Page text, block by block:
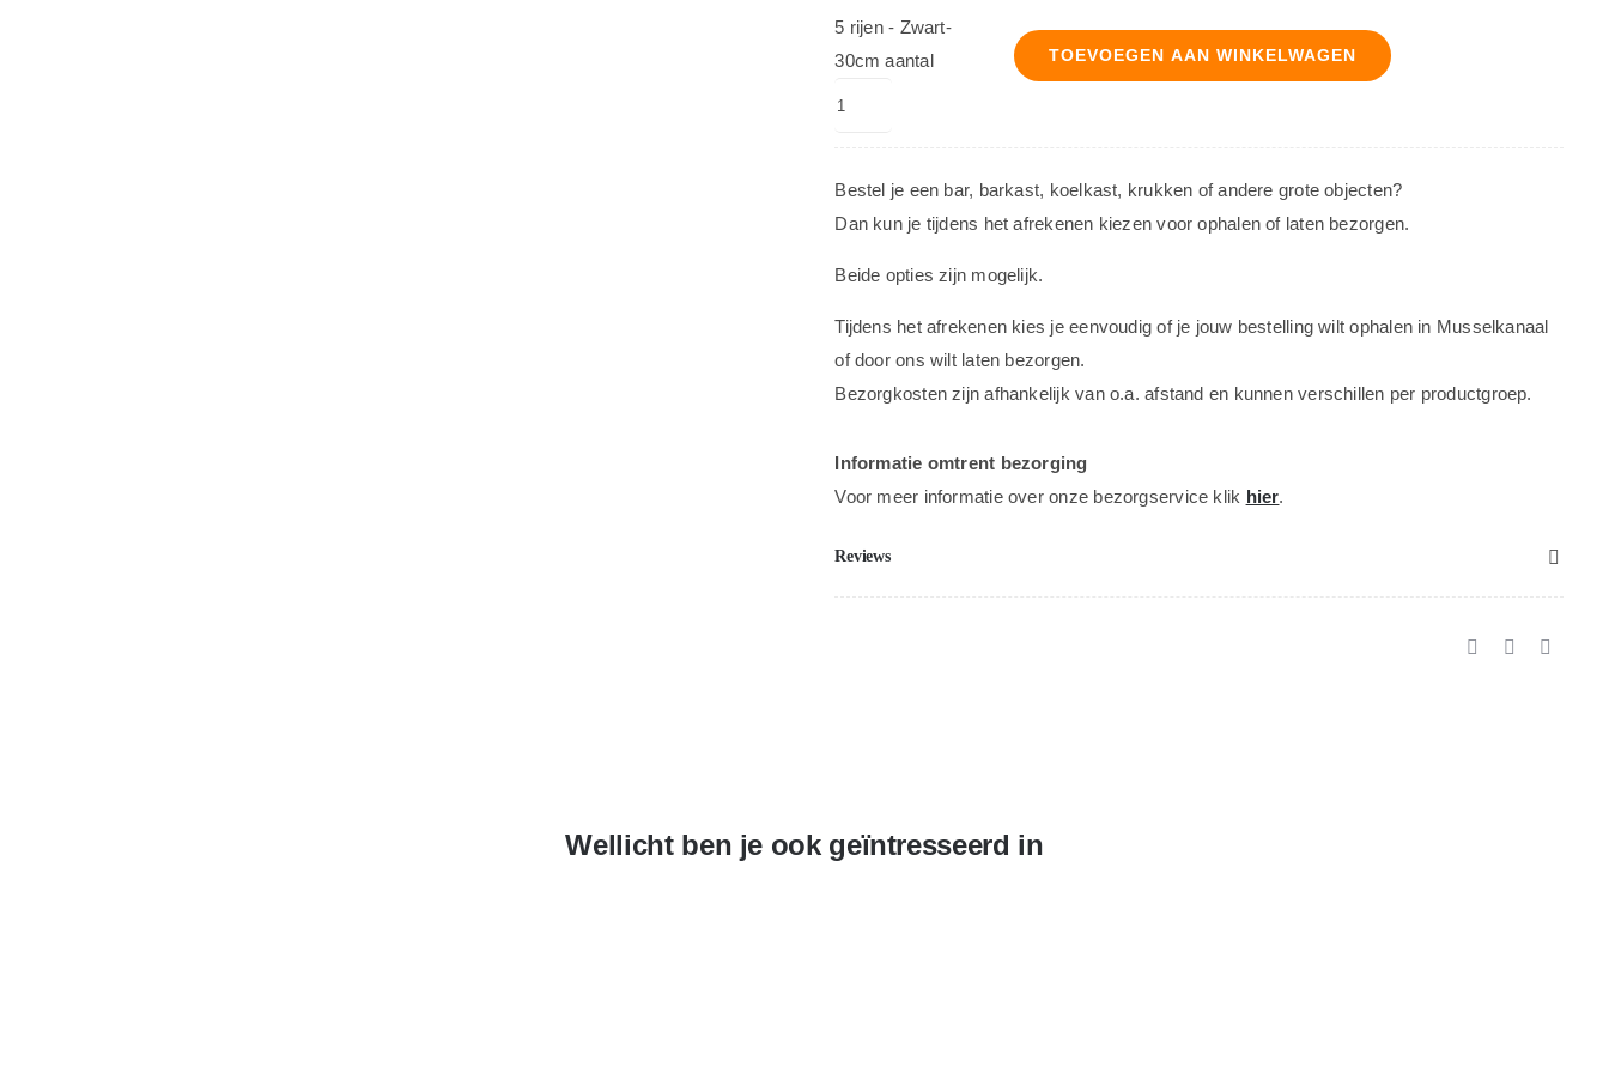
5 rijen - Zwart-
30cm aantal
TOEVOEGEN AAN WINKELWAGEN
Bestel je een bar, barkast, koelkast, krukken of andere grote objecten?
Dan kun je tijdens het afrekenen kiezen voor ophalen of laten bezorgen.
Beide opties zijn mogelijk.
Tijdens het afrekenen kies je eenvoudig of je jouw bestelling wilt ophalen in Musselkanaal
of door ons wilt laten bezorgen.
Bezorgkosten zijn afhankelijk van o.a. afstand en kunnen verschillen per productgroep.
Informatie omtrent bezorging
Voor meer informatie over onze bezorgservice klik hier.
Reviews
Wellicht ben je ook geïntresseerd in